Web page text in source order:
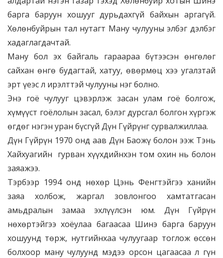
барга баруун хошууг дурьдахгүй байхын аргагүй.
Хөлөнбуйрын тал нутагт Ману чулууны элбэг дэлбэг
хадаглагдачтай.
Ману бол эх байгаль гараараа бүтээсэн өнгөлөг
сайхан өнгө будагтай, хатуу, өвөрмөц хээ угалзтай
эрт үеэс л ирэлттэй чулууны нэг болно.
Энэ гоё чулууг цэвэрлэж засан улам гоё болгож,
хүмүүст гоёлолын засал, бэлэг дурсгал болгон хүргэж
өгдөг нэгэн уран бүсгүй Дүн Гүйрүнг сурвалжиллаа.
Дүн Гүйрүн 1970 онд аав Дүн Баожү болон ээж Тэнь
Хайхуагийн гурван хүүхдийнхэн том охин нь болон
заяажээ.
Тэрбээр 1994 онд нөхөр Цэнь Фенгтэйгээ ханийн
заяа холбож, жаргал зовлонгоо хамтатгасан
амьдралын замаа эхлүүлсэн юм. Дүн Гүйрүн
нөхөртэйгээ хоёулаа багаасаа Шинэ барга баруун
хошуунд төрж, нутгийнхаа чулуугаар тоглож өссөн
болхоор ману чулуунд мэдээ орсон цагаасаа л гүн